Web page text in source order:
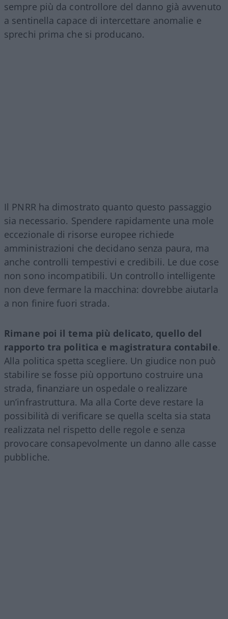
sempre più da controllore del danno già avvenuto
a sentinella capace di intercettare anomalie e
sprechi prima che si producano.
Il PNRR ha dimostrato quanto questo passaggio
sia necessario. Spendere rapidamente una mole
eccezionale di risorse europee richiede
amministrazioni che decidano senza paura, ma
anche controlli tempestivi e credibili. Le due cose
non sono incompatibili. Un controllo intelligente
non deve fermare la macchina: dovrebbe aiutarla
a non finire fuori strada.
Rimane poi il tema più delicato, quello del
rapporto tra politica e magistratura contabile.
Alla politica spetta scegliere. Un giudice non può
stabilire se fosse più opportuno costruire una
strada, finanziare un ospedale o realizzare
un’infrastruttura. Ma alla Corte deve restare la
possibilità di verificare se quella scelta sia stata
realizzata nel rispetto delle regole e senza
provocare consapevolmente un danno alle casse
pubbliche.